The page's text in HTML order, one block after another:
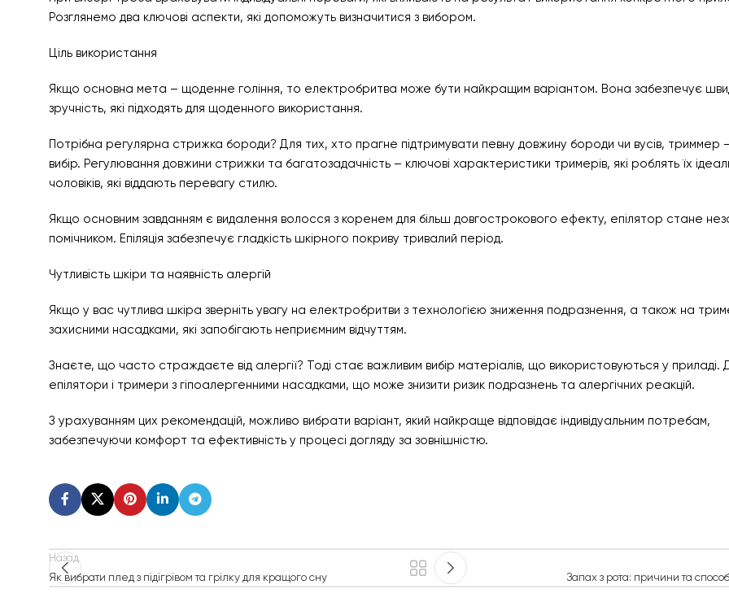
Розглянемо два ключові аспекти, які допоможуть визначитися з вибором.
Ціль використання
Якщо основна мета – щоденне гоління, то електробритва може бути найкращим варіантом. Вона забезпечує
зручність, які підходять для щоденного використання.
Потрібна регулярна стрижка бороди? Для тих, хто прагне підтримувати певну довжину бороди чи вусів, триммер
вибір. Регулювання довжини стрижки та багатозадачність – ключові характеристики тримерів, які роблять їх
чоловіків, які віддають перевагу стилю.
Якщо основним завданням є видалення волосся з коренем для більш довгострокового ефекту, епілятор стане
помічником. Епіляція забезпечує гладкість шкірного покриву тривалий період.
Чутливість шкіри та наявність алергій
Якщо у вас чутлива шкіра зверніть увагу на електробритви з технологією зниження подразнення, а також на
захисними насадками, які запобігають неприємним відчуттям.
Знаєте, що часто страждаєте від алергії? Тоді стає важливим вибір матеріалів, що використовуються у приладі.
епілятори і тримери з гіпоалергенними насадками, що може знизити ризик подразнень та алергічних реакцій.
З урахуванням цих рекомендацій, можливо вибрати варіант, який найкраще відповідає індивідуальним потребам,
забезпечуючи комфорт та ефективність у процесі догляду за зовнішністю.
Назад
Як вибрати плед з підігрівом та грілку для кращого сну
Запах з рота: причини та